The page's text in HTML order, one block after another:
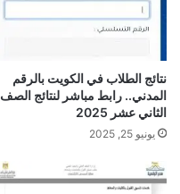
نتائج الطلاب في الكويت بالرقم
المدني.. رابط مباشر لنتائج الصف
الثاني عشر 2025
يونيو 25, 2025